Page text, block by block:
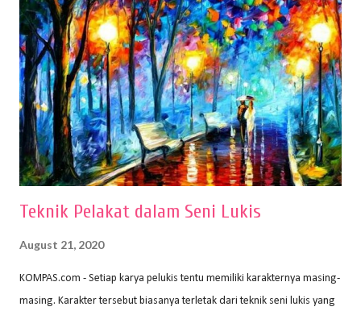
menggambar bentuk: 1. Kertas Gambar Kegiatan menggambar
membutuhkan kertas yang baik agar proses pembuatan gambar lebih
nyaman dan maksimal. Bahan kertas yang baik salah satu syaratnya
adalah tidak mudah sobek, mengingat menggambar merupakan
proses menggores dan menghapus. Kertas adalah bahan yang paling
ideal digunakan untuk menggambar. Dalam menggambar
menggunakan pen...
Teknik Pelakat dalam Seni Lukis
August 21, 2020
KOMPAS.com - Setiap karya pelukis tentu memiliki karakternya masing-
masing. Karakter tersebut biasanya terletak dari teknik seni lukis yang